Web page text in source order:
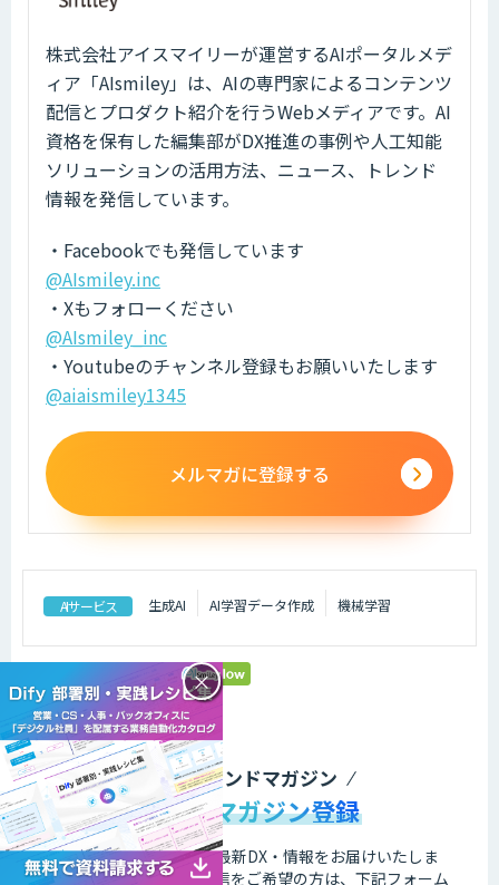
株式会社アイスマイリーが運営するAIポータルメデ
ィア「AIsmiley」は、AIの専門家によるコンテンツ
配信とプロダクト紹介を行うWebメディアです。AI
資格を保有した編集部がDX推進の事例や人工知能
ソリューションの活用方法、ニュース、トレンド
情報を発信しています。
・Facebookでも発信しています
@AIsmiley.inc
・Xもフォローください
@AIsmiley_inc
・Youtubeのチャンネル登録もお願いいたします
@aiaismiley1345
メルマガに登録する
AIサービス 生成AI AI学習データ作成 機械学習
DXトレンドマガジン
メールマガジン登録
業務の課題解決に繋がる最新DX・情報をお届けいたしま
す。メールマガジンの配信をご希望の方は、下記フォーム
×